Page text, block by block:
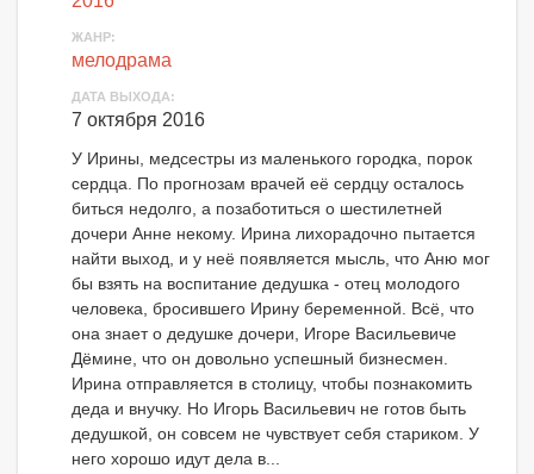
ЖАНР:
мелодрама
ДАТА ВЫХОДА:
7 октября 2016
У Ирины, медсестры из маленького городка, порок
сердца. По прогнозам врачей её сердцу осталось
биться недолго, а позаботиться о шестилетней
дочери Анне некому. Ирина лихорадочно пытается
найти выход, и у неё появляется мысль, что Аню мог
бы взять на воспитание дедушка - отец молодого
человека, бросившего Ирину беременной. Всё, что
она знает о дедушке дочери, Игоре Васильевиче
Дёмине, что он довольно успешный бизнесмен.
Ирина отправляется в столицу, чтобы познакомить
деда и внучку. Но Игорь Васильевич не готов быть
дедушкой, он совсем не чувствует себя стариком. У
него хорошо идут дела в...